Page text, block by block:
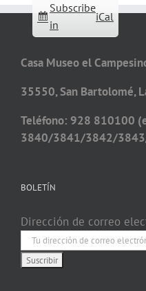
Subscribe
in
iCal
Casa Museo el
35550, San Bartolomé,
Teléfono: 928 810100
3840/3841/3842/
BOLETÍN
Dirección de correo